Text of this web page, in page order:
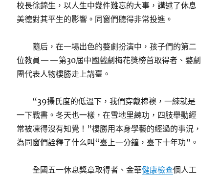
校長徐錦生，以人生中幾件難忘的大事，講述了休息
美德對其平生的影響。同窗們聽得非常投進。
隨后，在一場出色的婺劇扮演中，孩子們的第二
位教員——第30屆中國戲劇梅花獎榜首取得者、婺劇
團代表人物樓勝走上講臺。
“39攝氏度的低溫下，我們穿戴棉襖，一練就是
一下戰書。冬天也一樣，在雪地里練功，四肢舉動經
常被凍得沒有知覺！”樓勝用本身學藝的經過的事況，
為同窗們詮釋了什么叫“臺上一分鐘，臺下十年功”。
全國五一休息獎章取得者、金華健康檢查個人工